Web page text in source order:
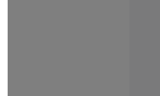
Google Tag Manager, Instagram Embed,